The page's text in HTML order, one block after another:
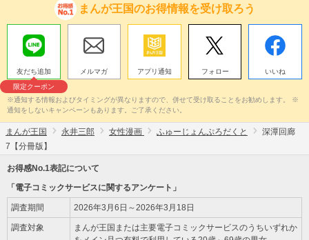
まんが王国のお得情報を受け取ろう
友だち追加
限定クーポン
メルマガ アプリ通知 フォロー いいね
※通知する情報およびタイミングが異なりますので、併せて受け取ることをお勧めします。 ※
通知をしないキャンペーンもあります。ご了承ください。
まんが王国 永井三郎 女性漫画 ふゅーじょんぷろだくと
深潭回廊
7【分冊版】
お得感No.1表記について
「電子コミックサービスに関するアンケート」
調査期間 2026年3月6日～2026年3月18日
調査対象
まんが王国または主要電子コミックサービスのうちいずれか